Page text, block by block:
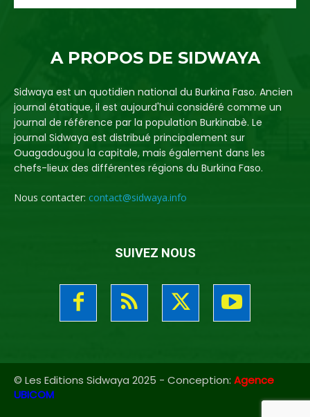
A PROPOS DE SIDWAYA
Sidwaya est un quotidien national du Burkina Faso. Ancien
journal étatique, il est aujourd'hui considéré comme un
journal de référence par la population Burkinabè. Le
journal Sidwaya est distribué principalement sur
Ouagadougou la capitale, mais également dans les
chefs-lieux des différentes régions du Burkina Faso.
Nous contacter: contact@sidwaya.info
SUIVEZ NOUS
© Les Editions Sidwaya 2025 - Conception: Agence
UBICOM